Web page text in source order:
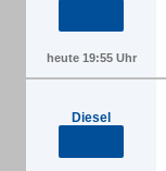
heute 19:55 Uhr
Diesel